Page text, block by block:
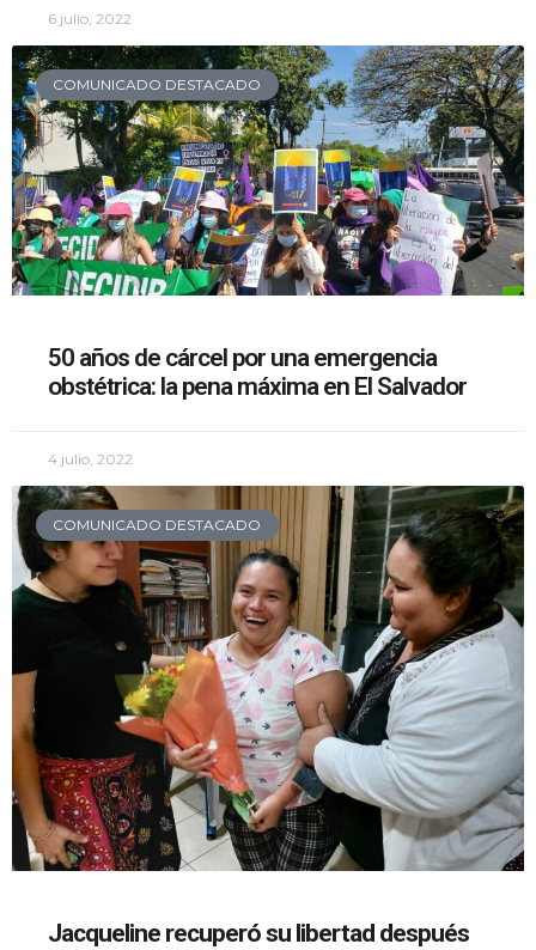
6 julio, 2022
COMUNICADO DESTACADO
50 años de cárcel por una emergencia
obstétrica: la pena máxima en El Salvador
4 julio, 2022
COMUNICADO DESTACADO
Jacqueline recuperó su libertad después